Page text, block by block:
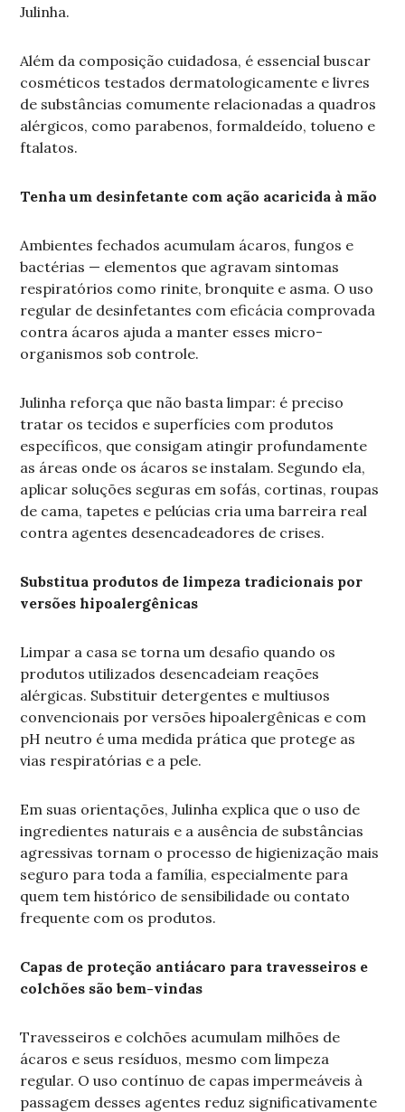
Julinha.
Além da composição cuidadosa, é essencial buscar
cosméticos testados dermatologicamente e livres
de substâncias comumente relacionadas a quadros
alérgicos, como parabenos, formaldeído, tolueno e
ftalatos.
Tenha um desinfetante com ação acaricida à mão
Ambientes fechados acumulam ácaros, fungos e
bactérias — elementos que agravam sintomas
respiratórios como rinite, bronquite e asma. O uso
regular de desinfetantes com eficácia comprovada
contra ácaros ajuda a manter esses micro-
organismos sob controle.
Julinha reforça que não basta limpar: é preciso
tratar os tecidos e superfícies com produtos
específicos, que consigam atingir profundamente
as áreas onde os ácaros se instalam. Segundo ela,
aplicar soluções seguras em sofás, cortinas, roupas
de cama, tapetes e pelúcias cria uma barreira real
contra agentes desencadeadores de crises.
Substitua produtos de limpeza tradicionais por
versões hipoalergênicas
Limpar a casa se torna um desafio quando os
produtos utilizados desencadeiam reações
alérgicas. Substituir detergentes e multiusos
convencionais por versões hipoalergênicas e com
pH neutro é uma medida prática que protege as
vias respiratórias e a pele.
Em suas orientações, Julinha explica que o uso de
ingredientes naturais e a ausência de substâncias
agressivas tornam o processo de higienização mais
seguro para toda a família, especialmente para
quem tem histórico de sensibilidade ou contato
frequente com os produtos.
Capas de proteção antiácaro para travesseiros e
colchões são bem-vindas
Travesseiros e colchões acumulam milhões de
ácaros e seus resíduos, mesmo com limpeza
regular. O uso contínuo de capas impermeáveis à
passagem desses agentes reduz significativamente